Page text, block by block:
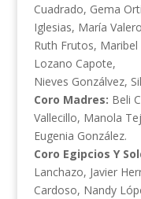
Cuadrado, Gema
Iglesias, María
Ruth Frutos, Maribel
Lozano Capote,
Nieves Gonzálvez,
Coro Madres: Beli
Vallecillo, Manola
Eugenia González.
Coro Egipcios Y
Lanchazo, Javier
Cardoso, Nandy